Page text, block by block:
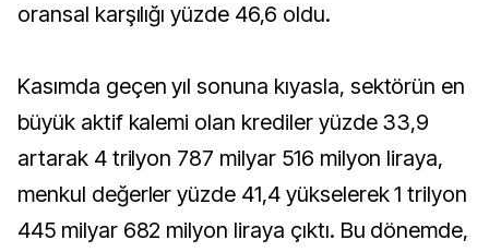
oransal karşılığı yüzde 46,6 oldu.
Kasımda geçen yıl sonuna kıyasla, sektörün en
büyük aktif kalemi olan krediler yüzde 33,9
artarak 4 trilyon 787 milyar 516 milyon liraya,
menkul değerler yüzde 41,4 yükselerek 1 trilyon
445 milyar 682 milyon liraya çıktı. Bu dönemde,